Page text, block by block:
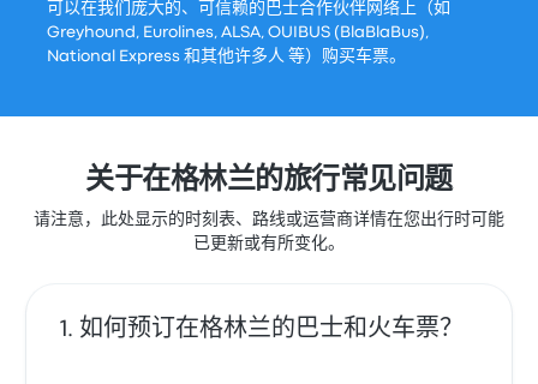
可以在我们庞大的、可信赖的巴士合作伙伴网络上（如
Greyhound, Eurolines, ALSA, OUIBUS (BlaBlaBus),
National Express 和其他许多人 等）购买车票。
关于在格林兰的旅行常见问题
请注意，此处显示的时刻表、路线或运营商详情在您出行时可能
已更新或有所变化。
如何预订在格林兰的巴士和火车票？